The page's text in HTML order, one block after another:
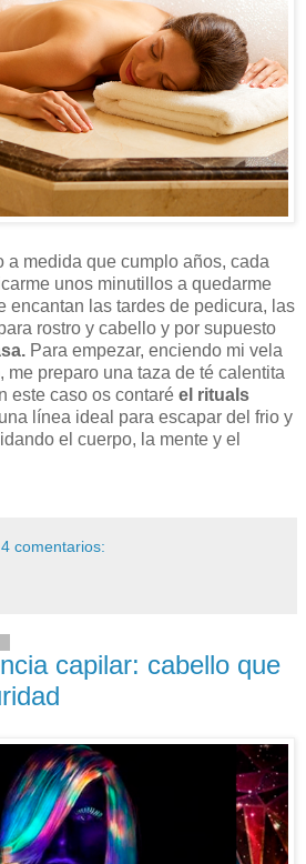
a medida que cumplo años, cada
unos minutillos a quedarme
encantan las tardes de pedicura, las
rostro y cabello y por supuesto
Para empezar, enciendo mi vela
me preparo una taza de té calentita
este caso os contaré el rituals
línea ideal para escapar del frio y
el cuerpo, la mente y el
4 comentarios:
capilar: cabello que